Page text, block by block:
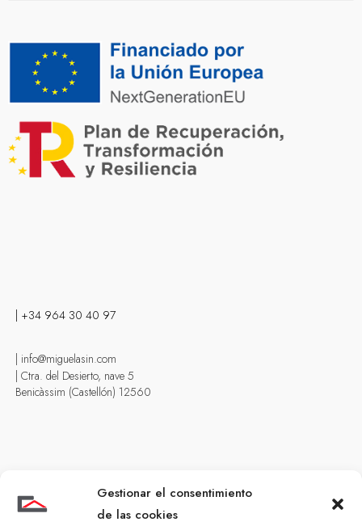
Gestionar el consentimiento
de las cookies
Guía de compra
| +34 964 30 40 97
| info@miguelasin.com
| Ctra. del Desierto, nave 5
Benicàssim (Castellón) 12560